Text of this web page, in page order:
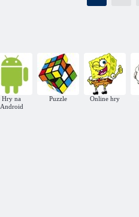
Sbírejte vajíčka pro zajíčka
Hry na
Android
Puzzle Online hry